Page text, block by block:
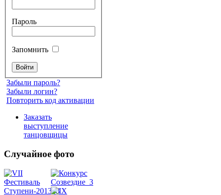
Пароль
Запомнить
Забыли пароль?
Забыли логин?
Повторить код активации
Заказать
выступление
танцовщицы
Случайное фото